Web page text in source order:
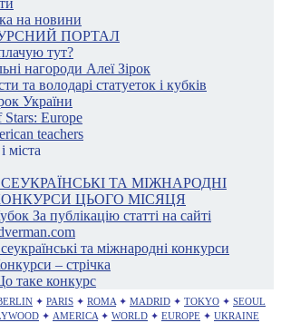
на новини
ПОРТАЛ
тут?
нагороди Алеї Зірок
та володарі статуеток і кубків
України
Europe
teachers
міста
ТА МІЖНАРОДНІ
ЦЬОГО МІСЯЦЯ
За публікацію статті на сайті
та міжнародні конкурси
– стрічка
таке конкурс
✦ PARIS ✦ ROMA ✦ MADRID ✦ TOKYO ✦ SEOUL
✦ AMERICA ✦ WORLD ✦ EUROPE ✦ UKRAINE